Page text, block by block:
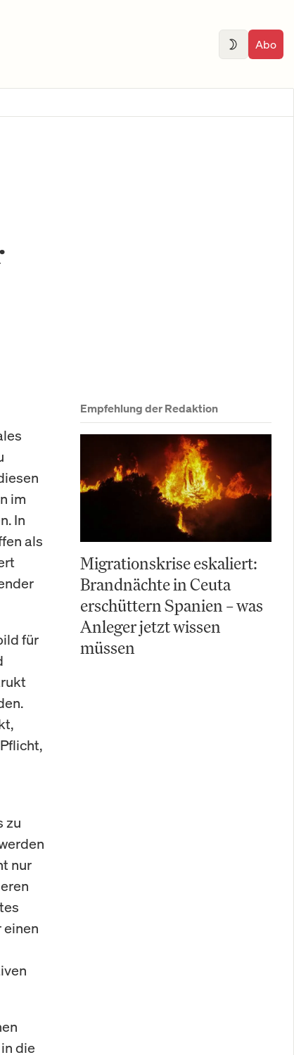
Abo
im
In
als
für
zu
nur
die
Empfehlung der Redaktion
Migrationskrise eskaliert:
Brandnächte in Ceuta
erschüttern Spanien – was
Anleger jetzt wissen
müssen